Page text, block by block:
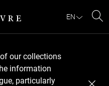
EN
our collections
information
particularly